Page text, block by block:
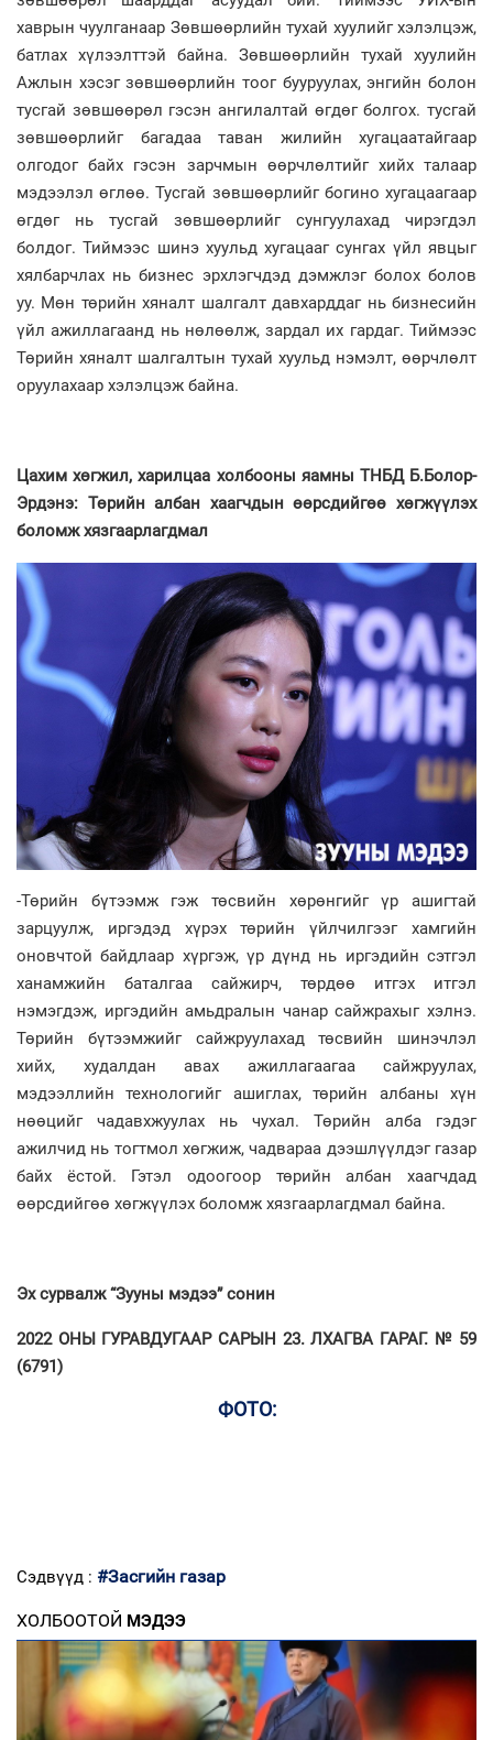
хаврын чуулганаар Зөвшөөрлийн тухай хуулийг хэлэлцэж,
батлах хүлээлттэй байна. Зөвшөөрлийн тухай хуулийн
Ажлын хэсэг зөвшөөрлийн тоог бууруулах, энгийн болон
тусгай зөвшөөрөл гэсэн ангилалтай өгдөг болгох. тусгай
зөвшөөрлийг багадаа таван жилийн хугацаатайгаар
олгодог байх гэсэн зарчмын өөрчлөлтийг хийх талаар
мэдээлэл өглөө. Тусгай зөвшөөрлийг богино хугацаагаар
өгдөг нь тусгай зөвшөөрлийг сунгуулахад чирэгдэл
болдог. Тиймээс шинэ хуульд хугацааг сунгах үйл явцыг
хялбарчлах нь бизнес эрхлэгчдэд дэмжлэг болох болов
уу. Мөн төрийн хяналт шалгалт давхарддаг нь бизнесийн
үйл ажиллагаанд нь нөлөөлж, зардал их гардаг. Тиймээс
Төрийн хяналт шалгалтын тухай хуульд нэмэлт, өөрчлөлт
оруулахаар хэлэлцэж байна.
Цахим хөгжил, харилцаа холбооны яамны ТНБД Б.Болор-
Эрдэнэ: Төрийн албан хаагчдын өөрсдийгөө хөгжүүлэх
боломж хязгаарлагдмал
-Төрийн бүтээмж гэж төсвийн хөрөнгийг үр ашигтай
зарцуулж, иргэдэд хүрэх төрийн үйлчилгээг хамгийн
оновчтой байдлаар хүргэж, үр дүнд нь иргэдийн сэтгэл
ханамжийн баталгаа сайжирч, төрдөө итгэх итгэл
нэмэгдэж, иргэдийн амьдралын чанар сайжрахыг хэлнэ.
Төрийн бүтээмжийг сайжруулахад төсвийн шинэчлэл
хийх, худалдан авах ажиллагаагаа сайжруулах,
мэдээллийн технологийг ашиглах, төрийн албаны хүн
нөөцийг чадавхжуулах нь чухал. Төрийн алба гэдэг
ажилчид нь тогтмол хөгжиж, чадвараа дээшлүүлдэг газар
байх ёстой. Гэтэл одоогоор төрийн албан хаагчдад
өөрсдийгөө хөгжүүлэх боломж хязгаарлагдмал байна.
Эх сурвалж “Зууны мэдээ” сонин
2022 ОНЫ ГУРАВДУГААР САРЫН 23. ЛХАГВА ГАРАГ. № 59
(6791)
ФОТО:
Сэдвүүд : #Засгийн газар
ХОЛБООТОЙ МЭДЭЭ